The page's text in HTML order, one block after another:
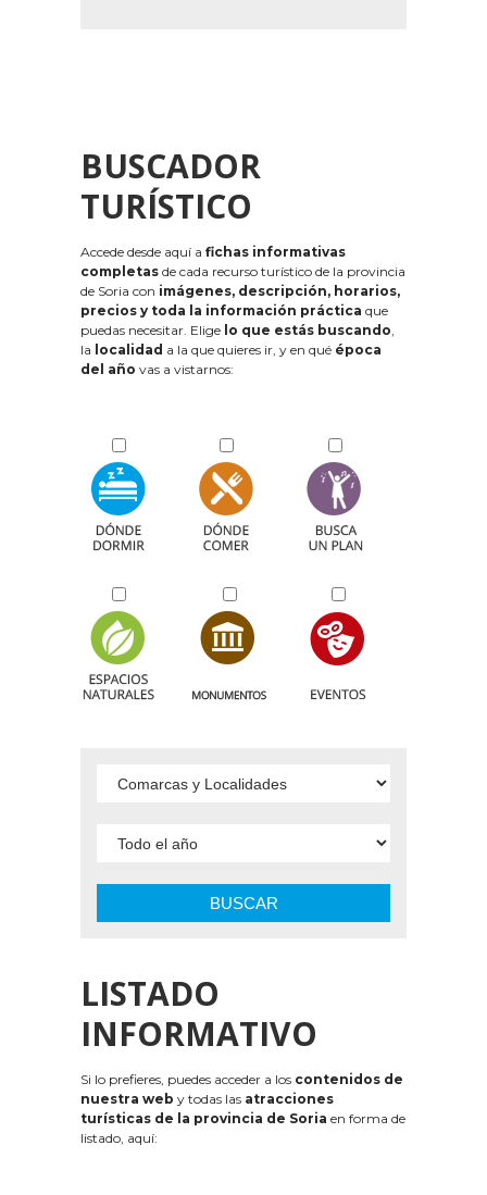
BUSCADOR
TURÍSTICO
Accede desde aquí a fichas informativas
completas de cada recurso turístico de la provincia
de Soria con imágenes, descripción, horarios,
precios y toda la información práctica que
puedas necesitar. Elige lo que estás buscando,
la localidad a la que quieres ir, y en qué época
del año vas a vistarnos:
BUSCAR
LISTADO
INFORMATIVO
Si lo prefieres, puedes acceder a los contenidos de
nuestra web y todas las atracciones
turísticas de la provincia de Soria en forma de
listado, aquí: